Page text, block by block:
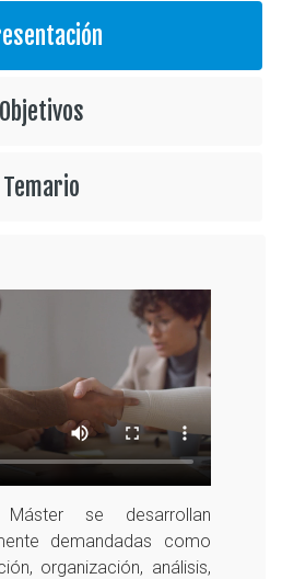
Objetivos
Temario
se desarrollan
demandadas como
organización, análisis,